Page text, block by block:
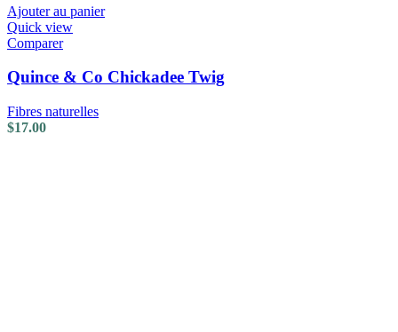
Ajouter au panier
Quick view
Comparer
Quince & Co Chickadee Twig
Fibres naturelles
$17.00